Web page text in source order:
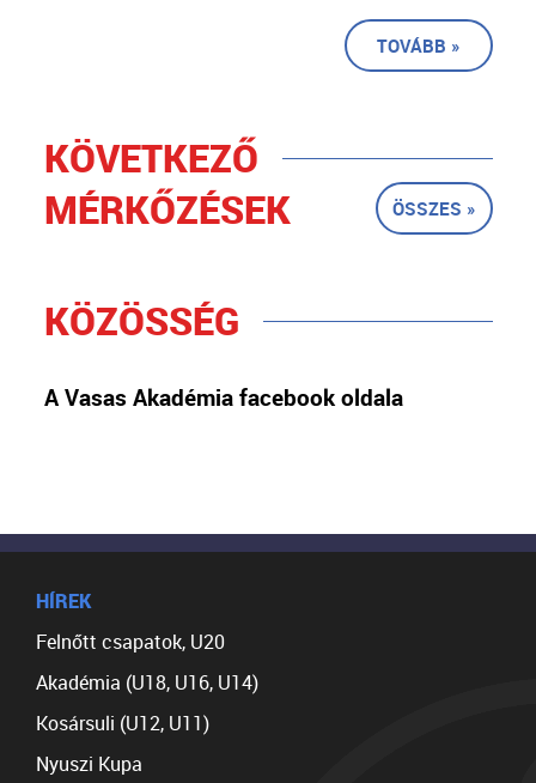
TOVÁBB »
KÖVETKEZŐ
MÉRKŐZÉSEK
ÖSSZES »
KÖZÖSSÉG
A Vasas Akadémia facebook oldala
HÍREK
Felnőtt csapatok, U20
Akadémia (U18, U16, U14)
Kosársuli (U12, U11)
Nyuszi Kupa